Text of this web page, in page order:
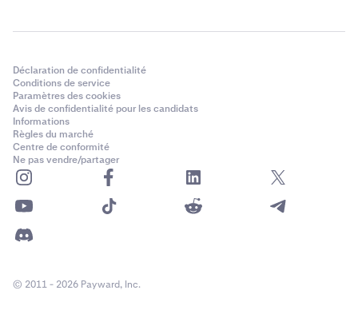
Déclaration de confidentialité
Conditions de service
Paramètres des cookies
Avis de confidentialité pour les candidats
Informations
Règles du marché
Centre de conformité
Ne pas vendre/partager
© 2011 - 2026 Payward, Inc.